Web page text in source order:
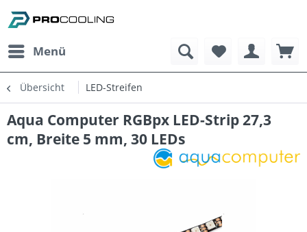
Menü
Übersicht LED-Streifen
Aqua Computer RGBpx LED-Strip 27,3
cm, Breite 5 mm, 30 LEDs